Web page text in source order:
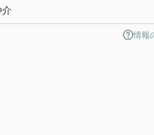
情報